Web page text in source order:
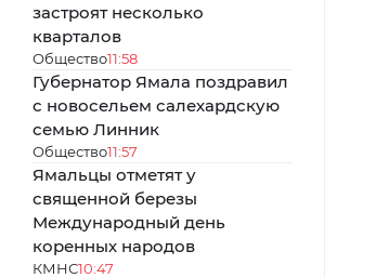
застроят несколько
кварталов
Общество11:58
Губернатор Ямала поздравил
с новосельем салехардскую
семью Линник
Общество11:57
Ямальцы отметят у
священной березы
Международный день
коренных народов
КМНС10:47